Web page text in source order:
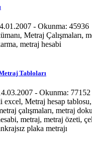
- Okunma: 45936
Metraj Çalışmaları,
metraj hesabi
Tabloları
- Okunma: 77152
excel, Metraj hesap tablosu,
çalışmaları, metraj
metraj, metraj özeti,
plaka metrajı